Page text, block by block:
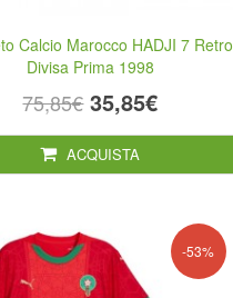
Calcio Marocco HADJI 7 Retro
Divisa Prima 1998
75,85€ 35,85€
ACQUISTA
-53%